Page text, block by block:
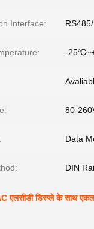
Interface:
-
80-
Data
DIN
एलसीडी डिस्प्ले के साथ